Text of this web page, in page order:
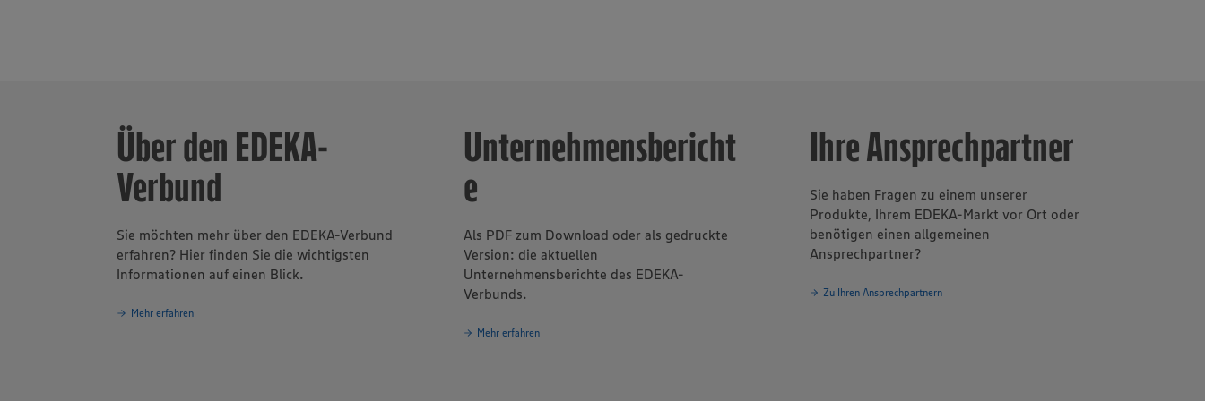
Über den EDEKA-
Verbund
Sie möchten mehr über den EDEKA-Verbund
erfahren? Hier finden Sie die wichtigsten
Informationen auf einen Blick.
Mehr erfahren
Unternehmensbericht
e
Als PDF zum Download oder als gedruckte
Version: die aktuellen
Unternehmensberichte des EDEKA-
Verbunds.
Mehr erfahren
Ihre Ansprechpartner
Sie haben Fragen zu einem unserer
Produkte, Ihrem EDEKA-Markt vor Ort oder
benötigen einen allgemeinen
Ansprechpartner?
Zu Ihren Ansprechpartnern